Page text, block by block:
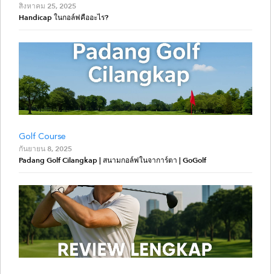
สิงหาคม 25, 2025
Handicap ในกอล์ฟคืออะไร?
Golf Course
กันยายน 8, 2025
Padang Golf Cilangkap | สนามกอล์ฟในจาการ์ตา | GoGolf